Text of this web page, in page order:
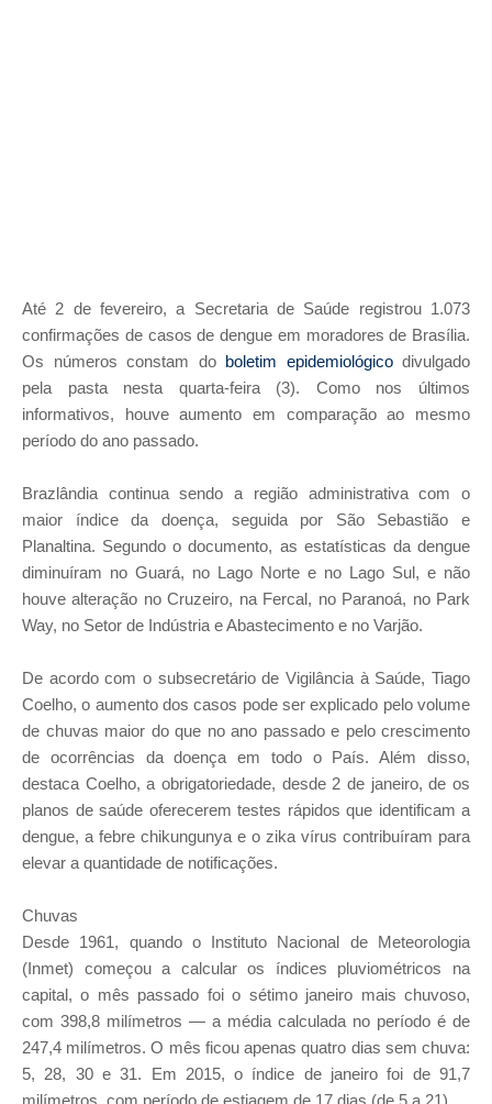
Até 2 de fevereiro, a Secretaria de Saúde registrou 1.073
confirmações de casos de dengue em moradores de Brasília.
Os números constam do boletim epidemiológicodivulgado
pela pasta nesta quarta-feira (3). Como nos últimos
informativos, houve aumento em comparação ao mesmo
período do ano passado.
Brazlândia continua sendo a região administrativa com o
maior índice da doença, seguida por São Sebastião e
Planaltina. Segundo o documento, as estatísticas da dengue
diminuíram no Guará, no Lago Norte e no Lago Sul, e não
houve alteração no Cruzeiro, na Fercal, no Paranoá, no Park
Way, no Setor de Indústria e Abastecimento e no Varjão.
De acordo com o subsecretário de Vigilância à Saúde, Tiago
Coelho, o aumento dos casos pode ser explicado pelo volume
de chuvas maior do que no ano passado e pelo crescimento
de ocorrências da doença em todo o País. Além disso,
destaca Coelho, a obrigatoriedade, desde 2 de janeiro, de os
planos de saúde oferecerem testes rápidos que identificam a
dengue, a febre chikungunya e o zika vírus contribuíram para
elevar a quantidade de notificações.
Chuvas
Desde 1961, quando o Instituto Nacional de Meteorologia
(Inmet) começou a calcular os índices pluviométricos na
capital, o mês passado foi o sétimo janeiro mais chuvoso,
com 398,8 milímetros — a média calculada no período é de
247,4 milímetros. O mês ficou apenas quatro dias sem chuva:
5, 28, 30 e 31. Em 2015, o índice de janeiro foi de 91,7
milímetros, com período de estiagem de 17 dias (de 5 a 21).